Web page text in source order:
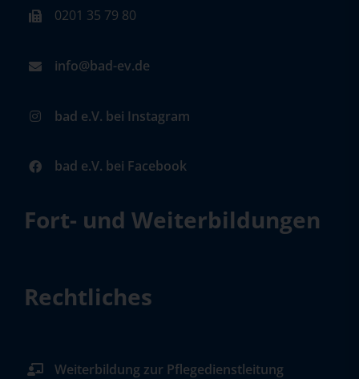
0201 35 79 80
info@bad-ev.de
bad e.V. bei Instagram
bad e.V. bei Facebook
Fort- und Weiterbildungen
Rechtliches
Weiterbildung zur Pflegedienstleitung